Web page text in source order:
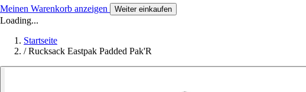
Meinen Warenkorb anzeigen Weiter einkaufen
Loading...
Startseite
/ Rucksack Eastpak Padded Pak'R